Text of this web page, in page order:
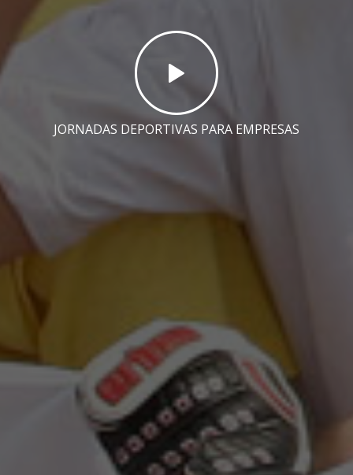
JORNADAS DEPORTIVAS PARA EMPRESAS